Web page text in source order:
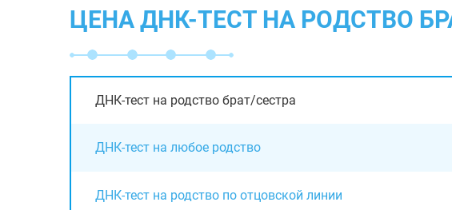
ЦЕНА ДНК-ТЕСТ НА РОДСТВО
ДНК-тест на родство брат/сестра
ДНК-тест на любое родство
ДНК-тест на родство по отцовской линии